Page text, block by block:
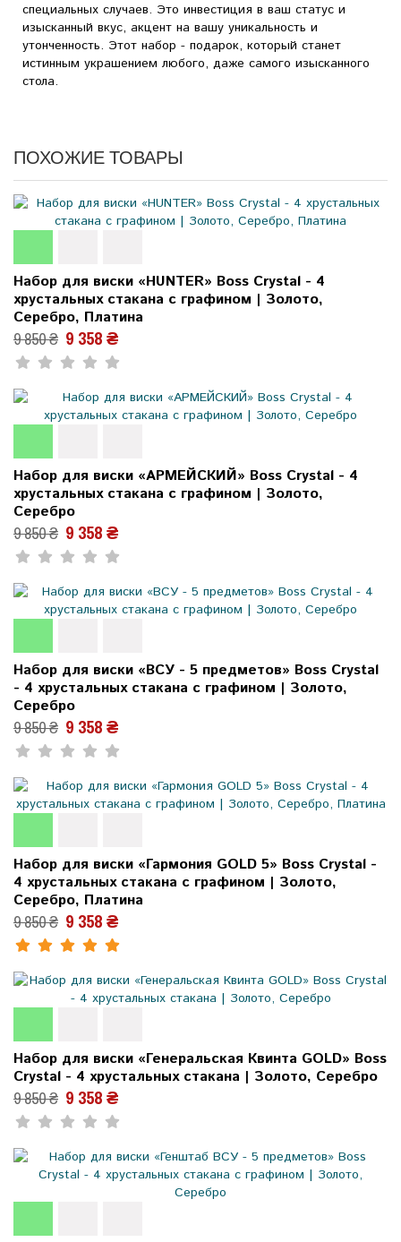
специальных случаев. Это инвестиция в ваш статус и
изысканный вкус, акцент на вашу уникальность и
утонченность. Этот набор - подарок, который станет
истинным украшением любого, даже самого изысканного
стола.
ПОХОЖИЕ ТОВАРЫ
Набор для виски «HUNTER» Boss Crystal - 4
хрустальных стакана с графином | Золото,
Серебро, Платина
9 850 ₴ 9 358 ₴
Набор для виски «АРМЕЙСКИЙ» Boss Crystal - 4
хрустальных стакана с графином | Золото,
Серебро
9 850 ₴ 9 358 ₴
Набор для виски «ВСУ - 5 предметов» Boss Crystal
- 4 хрустальных стакана с графином | Золото,
Серебро
9 850 ₴ 9 358 ₴
Набор для виски «Гармония GOLD 5» Boss Crystal -
4 хрустальных стакана с графином | Золото,
Серебро, Платина
9 850 ₴ 9 358 ₴
Набор для виски «Генеральская Квинта GOLD» Boss
Crystal - 4 хрустальных стакана | Золото, Серебро
9 850 ₴ 9 358 ₴